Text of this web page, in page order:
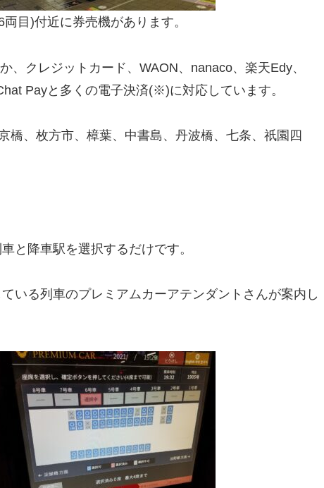
目)付近に券売機があります。
、クレジットカード、WAON、nanaco、楽天Edy、
Payと多くの電子決済(※)に対応しています。
、枚方市、樟葉、中書島、丹波橋、七条、祇園四
と降車駅を選択するだけです。
いる列車のプレミアムカーアテンダントさんが案内し